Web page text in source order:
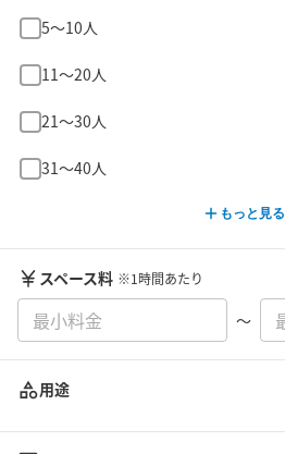
5〜10人
11〜20人
21〜30人
31〜40人
もっと見る
スペース料 ※1時間あたり
〜
用途